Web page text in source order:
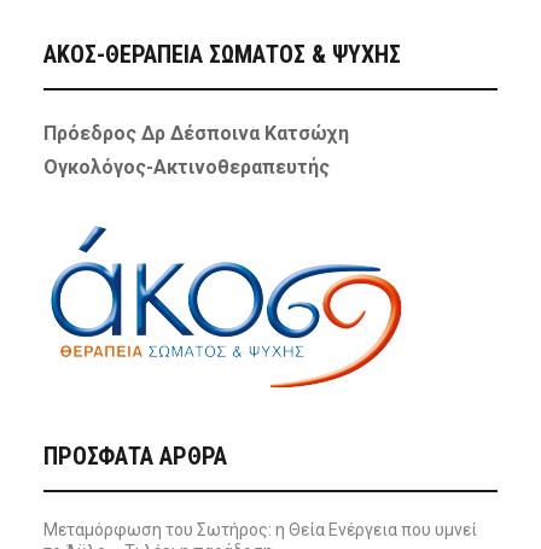
ΑΚΟΣ-ΘΕΡΑΠΕΙΑ ΣΩΜΑΤΟΣ & ΨΥΧΗΣ
Πρόεδρος Δρ Δέσποινα Κατσώχη
Ογκολόγος-Ακτινοθεραπευτής
ΠΡΌΣΦΑΤΑ ΆΡΘΡΑ
Μεταμόρφωση του Σωτήρος: η Θεία Ενέργεια που υμνεί